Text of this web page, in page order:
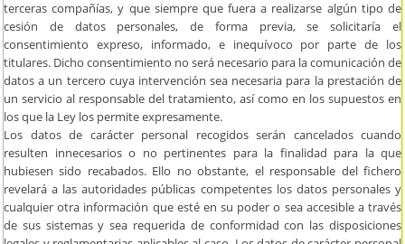
terceras compañías, y que siempre que fuera a realizarse algún tipo de
cesión de datos personales, de forma previa, se solicitaría el
consentimiento expreso, informado, e inequívoco por parte de los
titulares. Dicho consentimiento no será necesario para la comunicación de
datos a un tercero cuya intervención sea necesaria para la prestación de
un servicio al responsable del tratamiento, así como en los supuestos en
los que la Ley los permite expresamente.
Los datos de carácter personal recogidos serán cancelados cuando
resulten innecesarios o no pertinentes para la finalidad para la que
hubiesen sido recabados. Ello no obstante, el responsable del fichero
revelará a las autoridades públicas competentes los datos personales y
cualquier otra información que esté en su poder o sea accesible a través
de sus sistemas y sea requerida de conformidad con las disposiciones